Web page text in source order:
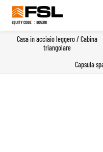
Casa in acciaio leggero / Cabina
triangolare
Capsula